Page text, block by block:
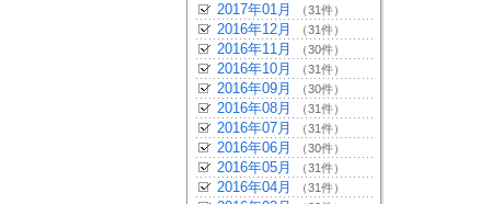
2017年01月 （31件）
2016年12月 （31件）
2016年11月 （30件）
2016年10月 （31件）
2016年09月 （30件）
2016年08月 （31件）
2016年07月 （31件）
2016年06月 （30件）
2016年05月 （31件）
2016年04月 （31件）